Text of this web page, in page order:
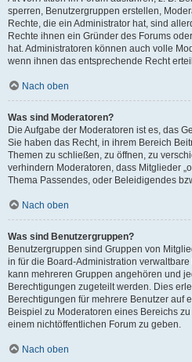
sperren, Benutzergruppen erstellen,
Rechte, die ein Administrator hat, sind
Rechte ihnen ein Gründer des Forums
hat. Administratoren können auch volle
wenn ihnen das entsprechende Recht
Nach oben
Was sind Moderatoren?
Die Aufgabe der Moderatoren ist es, das
Sie haben das Recht, in ihrem Bereich
Themen zu schließen, zu öffnen, zu
verhindern Moderatoren, dass Mitglieder
Thema Passendes, oder Beleidigendes
Nach oben
Was sind Benutzergruppen?
Benutzergruppen sind Gruppen von
in für die Board-Administration
kann mehreren Gruppen angehören und
Berechtigungen zugeteilt werden. Dies
Berechtigungen für mehrere Benutzer auf
Beispiel zu Moderatoren eines Bereichs
einem nichtöffentlichen Forum zu geben.
Nach oben